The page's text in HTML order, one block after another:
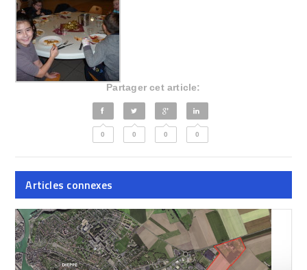
Partager cet article:
0 0 0 0
Articles connexes